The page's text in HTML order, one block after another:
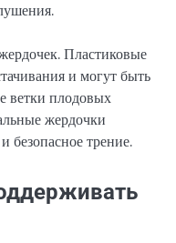
Пластиковые
и могут быть
ветки плодовых
жердочки
безопасное трение.